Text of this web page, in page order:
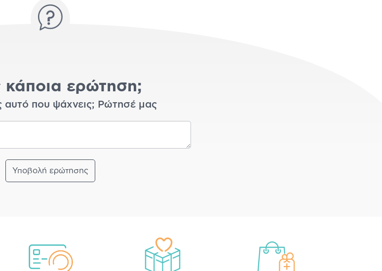
κάποια ερώτηση;
αυτό που ψάχνεις; Ρώτησέ μας
Υποβολή ερώτησης